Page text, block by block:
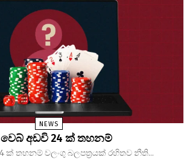
NEWS
වෙබ් අඩවි 24 ක් තහනම්
ක් තහනම් වලංගු බලපත්‍රයක් රහිතව නීති...